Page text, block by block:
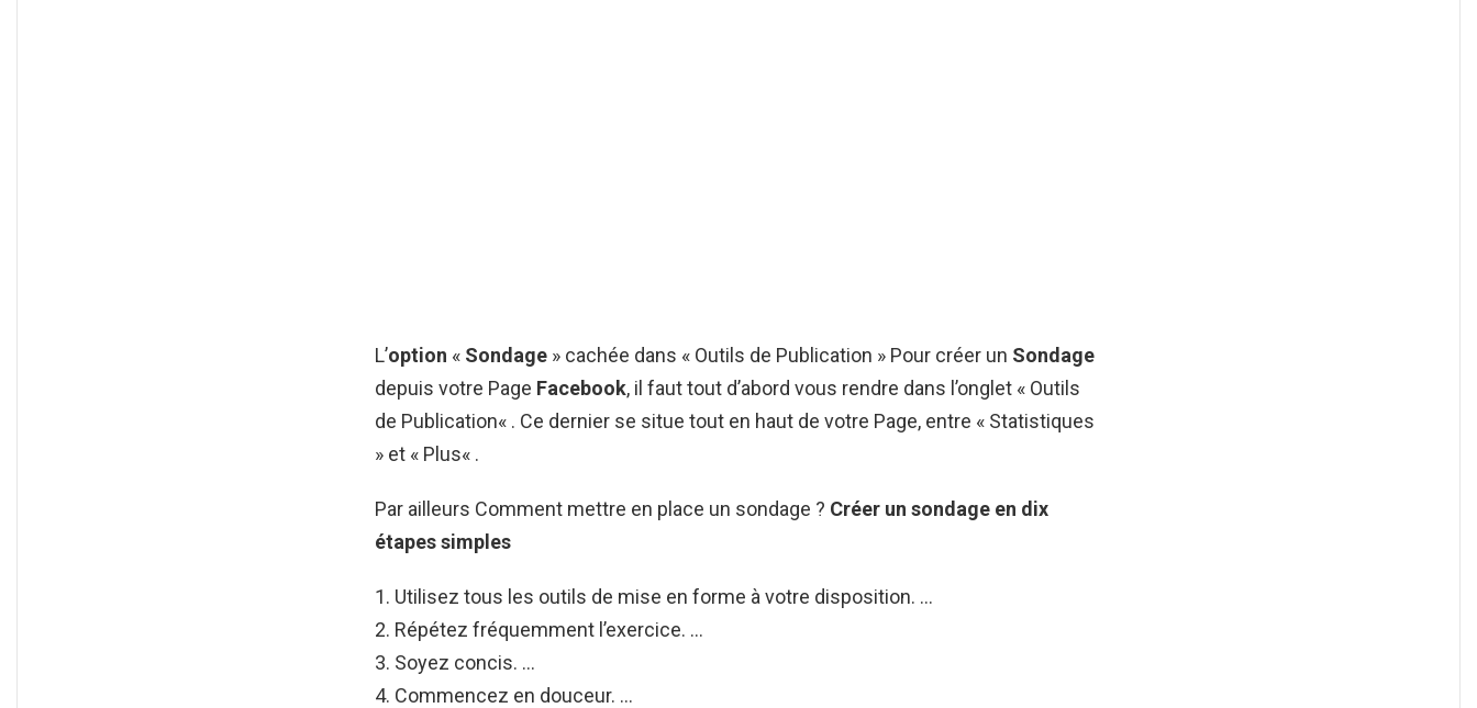
L’option « Sondage » cachée dans « Outils de Publication » Pour créer un Sondage
depuis votre Page Facebook, il faut tout d’abord vous rendre dans l’onglet « Outils
de Publication« . Ce dernier se situe tout en haut de votre Page, entre « Statistiques
» et « Plus« .
Par ailleurs Comment mettre en place un sondage ? Créer un sondage en dix
étapes simples
Utilisez tous les outils de mise en forme à votre disposition. …
Répétez fréquemment l’exercice. …
Soyez concis. …
Commencez en douceur. …